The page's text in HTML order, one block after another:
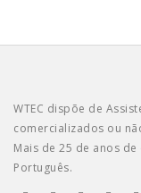
WTEC dispõe de
comercializados ou
Mais de 25 de anos
Português.